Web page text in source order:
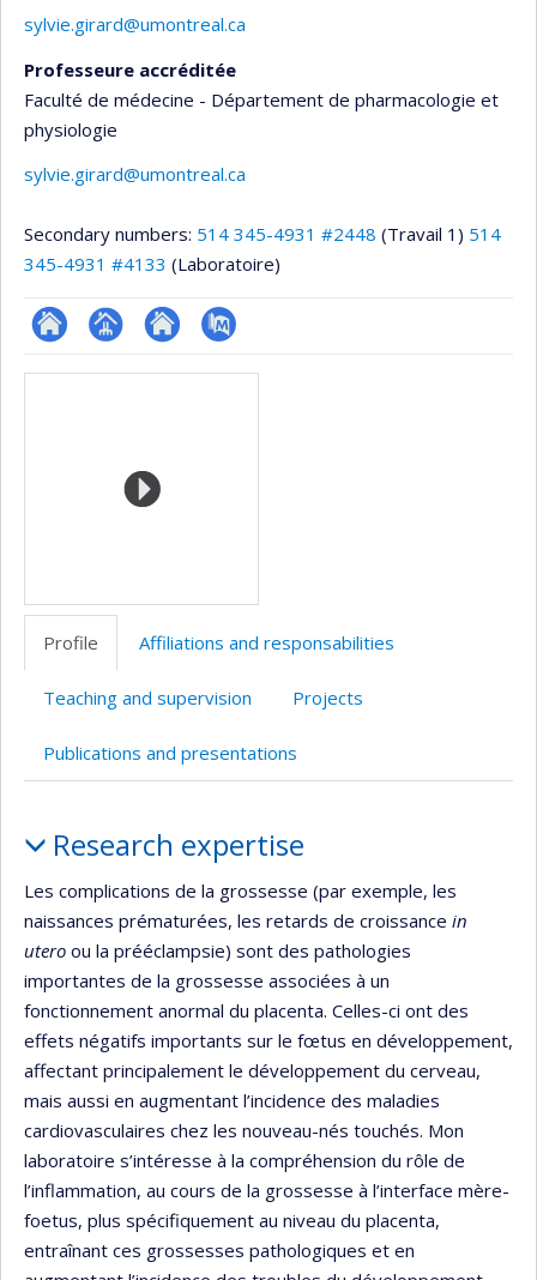
sylvie.girard@umontreal.ca
Professeure accréditée
Faculté de médecine - Département de pharmacologie et
physiologie
sylvie.girard@umontreal.ca
Secondary numbers: 514 345-4931 #2448 (Travail 1) 514
345-4931 #4133 (Laboratoire)
ResearchGate
Page Site
de
recherche
PubMed
Media
Profile Affiliations and responsabilities
Teaching and supervision Projects
Publications and presentations
Research expertise
Les complications de la grossesse (par exemple, les
naissances prématurées, les retards de croissance in
utero ou la prééclampsie) sont des pathologies
importantes de la grossesse associées à un
fonctionnement anormal du placenta. Celles-ci ont des
effets négatifs importants sur le fœtus en développement,
affectant principalement le développement du cerveau,
mais aussi en augmentant l’incidence des maladies
cardiovasculaires chez les nouveau-nés touchés. Mon
laboratoire s’intéresse à la compréhension du rôle de
l’inflammation, au cours de la grossesse à l’interface mère-
foetus, plus spécifiquement au niveau du placenta,
entraînant ces grossesses pathologiques et en